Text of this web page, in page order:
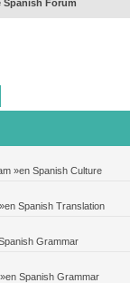
Spanish Forum
»en Spanish Culture
Spanish Translation
Grammar
Spanish Grammar